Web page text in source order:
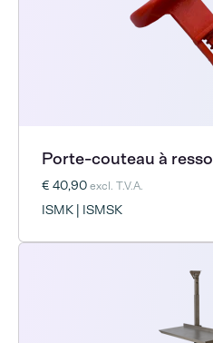
Porte-couteau à
€ 40,90excl. T.V.A.
ISMK | ISMSK